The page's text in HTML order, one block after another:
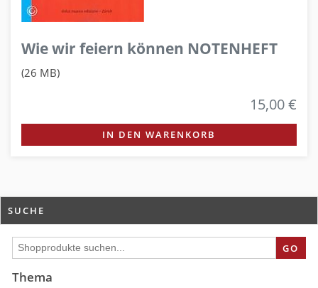
Wie wir feiern können NOTENHEFT
(26 MB)
15,00 €
IN DEN WARENKORB
SUCHE
GO
Thema